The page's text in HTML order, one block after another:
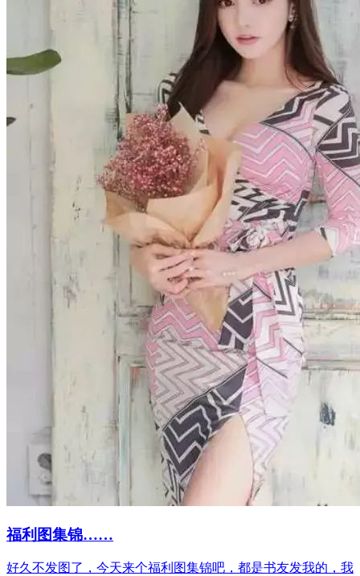
福利图集锦……
好久不发图了，今天来个福利图集锦吧，都是书友发我的，我